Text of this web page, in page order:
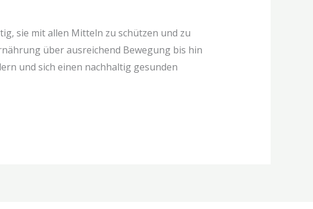
sie mit allen Mitteln zu schützen und zu
über ausreichend Bewegung bis hin
und sich einen nachhaltig gesunden